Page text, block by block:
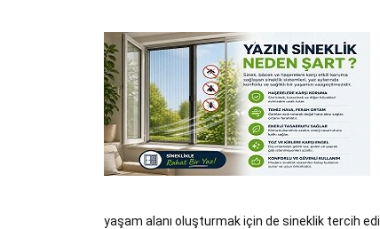
yaşam alanı oluşturmak için de sineklik tercih